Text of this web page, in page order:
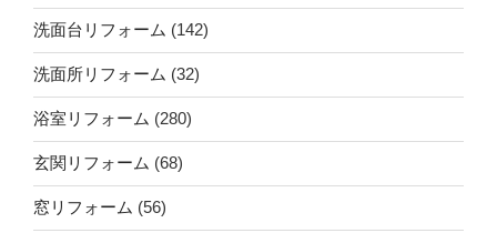
洗面台リフォーム (142)
洗面所リフォーム (32)
浴室リフォーム (280)
玄関リフォーム (68)
窓リフォーム (56)